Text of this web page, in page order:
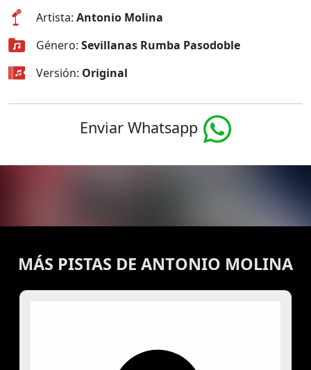
Artista: Antonio Molina
Género: Sevillanas Rumba Pasodoble
Versión: Original
Enviar Whatsapp
MÁS PISTAS DE ANTONIO MOLINA